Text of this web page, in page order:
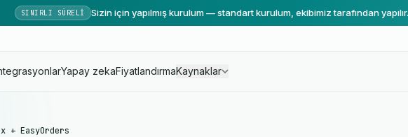
SINIRLI SÜRELI Sizin için yapılmış kurulum — standart kurulum, ekibimiz tarafından yapılır.
Yapay zekaFiyatlandırmaKaynaklar
+ EasyOrders